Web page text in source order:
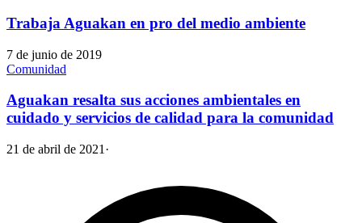
Trabaja Aguakan en pro del medio ambiente
7 de junio de 2019
Comunidad
Aguakan resalta sus acciones ambientales en
cuidado y servicios de calidad para la comunidad
21 de abril de 2021 ·